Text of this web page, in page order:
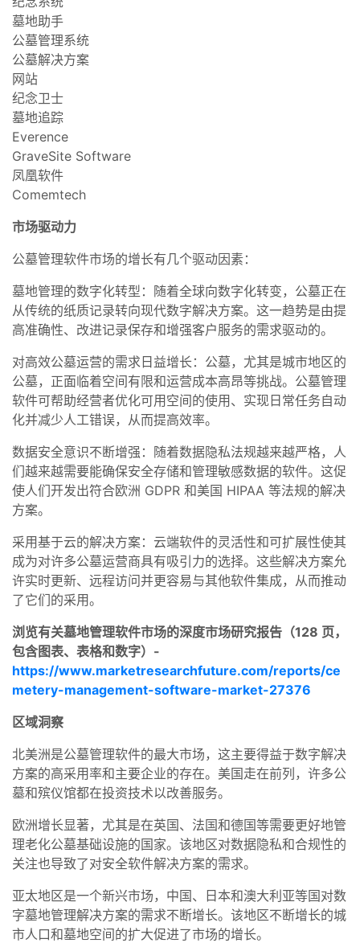
墓地助手
公墓管理系统
公墓解决方案
网站
纪念卫士
墓地追踪
Everence
GraveSite Software
凤凰软件
Comemtech
市场驱动力
公墓管理软件市场的增长有几个驱动因素：
墓地管理的数字化转型：随着全球向数字化转变，公墓正在
从传统的纸质记录转向现代数字解决方案。这一趋势是由提
高准确性、改进记录保存和增强客户服务的需求驱动的。
对高效公墓运营的需求日益增长：公墓，尤其是城市地区的
公墓，正面临着空间有限和运营成本高昂等挑战。公墓管理
软件可帮助经营者优化可用空间的使用、实现日常任务自动
化并减少人工错误，从而提高效率。
数据安全意识不断增强：随着数据隐私法规越来越严格，人
们越来越需要能确保安全存储和管理敏感数据的软件。这促
使人们开发出符合欧洲 GDPR 和美国 HIPAA 等法规的解决
方案。
采用基于云的解决方案：云端软件的灵活性和可扩展性使其
成为对许多公墓运营商具有吸引力的选择。这些解决方案允
许实时更新、远程访问并更容易与其他软件集成，从而推动
了它们的采用。
浏览有关墓地管理软件市场的深度市场研究报告（128 页，
包含图表、表格和数字）-
https://www.marketresearchfuture.com/reports/ce
metery-management-software-market-27376
区域洞察
北美洲是公墓管理软件的最大市场，这主要得益于数字解决
方案的高采用率和主要企业的存在。美国走在前列，许多公
墓和殡仪馆都在投资技术以改善服务。
欧洲增长显著，尤其是在英国、法国和德国等需要更好地管
理老化公墓基础设施的国家。该地区对数据隐私和合规性的
关注也导致了对安全软件解决方案的需求。
亚太地区是一个新兴市场，中国、日本和澳大利亚等国对数
字墓地管理解决方案的需求不断增长。该地区不断增长的城
市人口和墓地空间的扩大促进了市场的增长。